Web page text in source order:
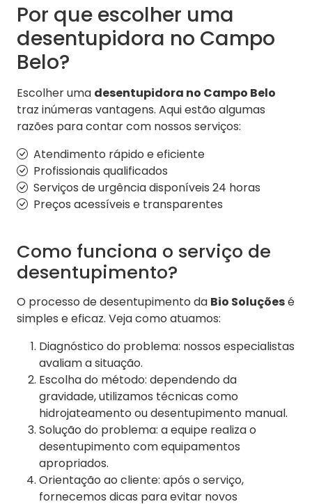
Por que escolher uma
desentupidora no Campo
Belo?
Escolher uma desentupidora no Campo Belo
traz inúmeras vantagens. Aqui estão algumas
razões para contar com nossos serviços:
Atendimento rápido e eficiente
Profissionais qualificados
Serviços de urgência disponíveis 24 horas
Preços acessíveis e transparentes
Como funciona o serviço de
desentupimento?
O processo de desentupimento da Bio Soluçõesé
simples e eficaz. Veja como atuamos:
Diagnóstico do problema: nossos especialistas
avaliam a situação.
Escolha do método: dependendo da
gravidade, utilizamos técnicas como
hidrojateamento ou desentupimento manual.
Solução do problema: a equipe realiza o
desentupimento com equipamentos
apropriados.
Orientação ao cliente: após o serviço,
fornecemos dicas para evitar novos